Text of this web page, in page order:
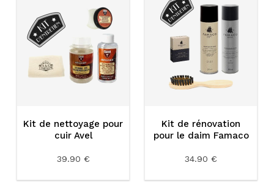
Kit de nettoyage pour
cuir Avel
39.90 €
Kit de rénovation
pour le daim Famaco
34.90 €